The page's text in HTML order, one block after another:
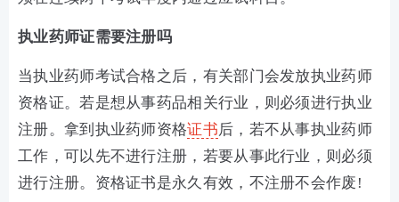
执业药师证需要注册吗
当执业药师考试合格之后，有关部门会发放执业药师
资格证。若是想从事药品相关行业，则必须进行执业
注册。拿到执业药师资格证书后，若不从事执业药师
工作，可以先不进行注册，若要从事此行业，则必须
进行注册。资格证书是永久有效，不注册不会作废!